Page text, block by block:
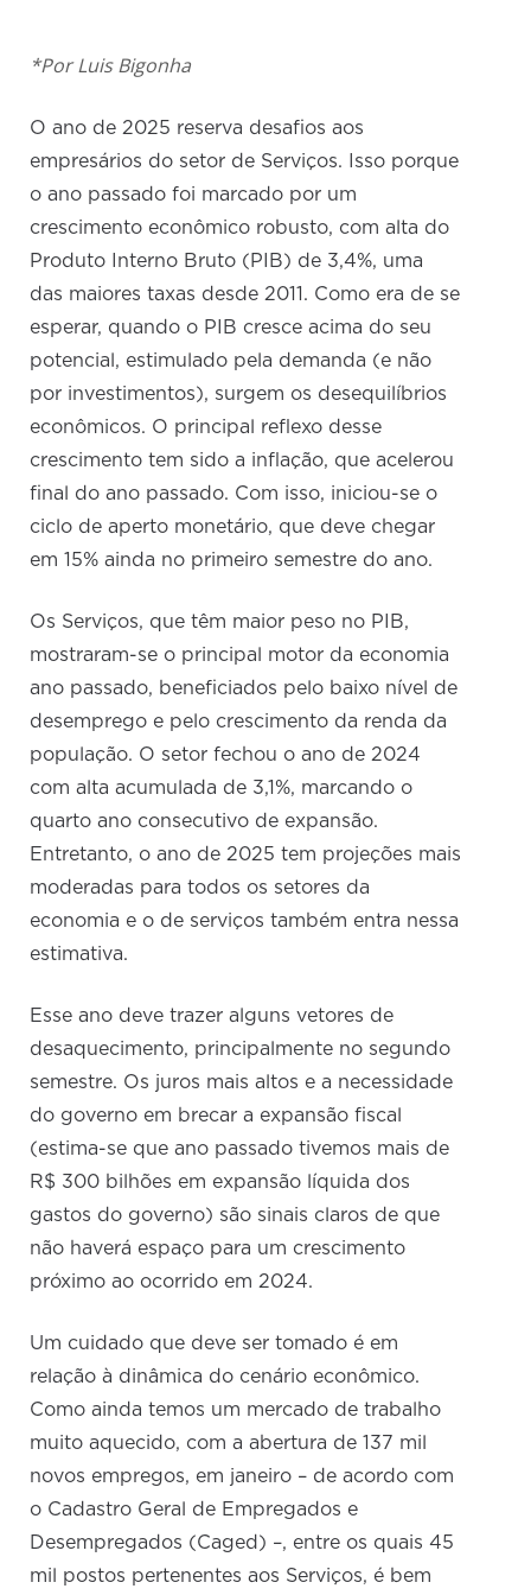
*Por Luis Bigonha
O ano de 2025 reserva desafios aos
empresários do setor de Serviços. Isso porque
o ano passado foi marcado por um
crescimento econômico robusto, com alta do
Produto Interno Bruto (PIB) de 3,4%, uma
das maiores taxas desde 2011. Como era de se
esperar, quando o PIB cresce acima do seu
potencial, estimulado pela demanda (e não
por investimentos), surgem os desequilíbrios
econômicos. O principal reflexo desse
crescimento tem sido a inflação, que acelerou
final do ano passado. Com isso, iniciou-se o
ciclo de aperto monetário, que deve chegar
em 15% ainda no primeiro semestre do ano.
Os Serviços, que têm maior peso no PIB,
mostraram-se o principal motor da economia
ano passado, beneficiados pelo baixo nível de
desemprego e pelo crescimento da renda da
população. O setor fechou o ano de 2024
com alta acumulada de 3,1%, marcando o
quarto ano consecutivo de expansão.
Entretanto, o ano de 2025 tem projeções mais
moderadas para todos os setores da
economia e o de serviços também entra nessa
estimativa.
Esse ano deve trazer alguns vetores de
desaquecimento, principalmente no segundo
semestre. Os juros mais altos e a necessidade
do governo em brecar a expansão fiscal
(estima-se que ano passado tivemos mais de
R$ 300 bilhões em expansão líquida dos
gastos do governo) são sinais claros de que
não haverá espaço para um crescimento
próximo ao ocorrido em 2024.
Um cuidado que deve ser tomado é em
relação à dinâmica do cenário econômico.
Como ainda temos um mercado de trabalho
muito aquecido, com a abertura de 137 mil
novos empregos, em janeiro – de acordo com
o Cadastro Geral de Empregados e
Desempregados (Caged) –, entre os quais 45
mil postos pertenentes aos Serviços, é bem